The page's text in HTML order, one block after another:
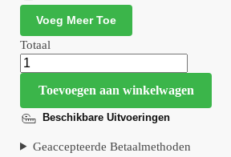
Voeg Meer Toe
Totaal
Toevoegen aan winkelwagen
Beschikbare Uitvoeringen
Geaccepteerde Betaalmethoden